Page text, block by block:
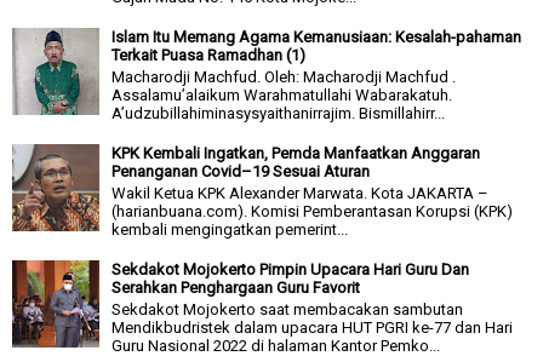
Islam Itu Memang Agama Kemanusiaan: Kesalah-pahaman
Terkait Puasa Ramadhan (1)
Macharodji Machfud. Oleh: Macharodji Machfud .
Assalamu’alaikum Warahmatullahi Wabarakatuh.
A’udzubillahiminasysyaithanirrajim. Bismillahirr...
KPK Kembali Ingatkan, Pemda Manfaatkan Anggaran
Penanganan Covid–19 Sesuai Aturan
Wakil Ketua KPK Alexander Marwata. Kota JAKARTA –
(harianbuana.com). Komisi Pemberantasan Korupsi (KPK)
kembali mengingatkan pemerint...
Sekdakot Mojokerto Pimpin Upacara Hari Guru Dan
Serahkan Penghargaan Guru Favorit
Sekdakot Mojokerto saat membacakan sambutan
Mendikbudristek dalam upacara HUT PGRI ke-77 dan Hari
Guru Nasional 2022 di halaman Kantor Pemko...